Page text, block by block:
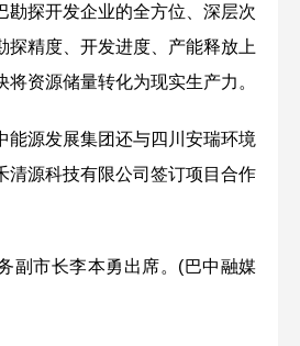
勘探开发企业的全方位、深层次
探精度、开发进度、产能释放上
将资源储量转化为现实生产力。
源发展集团还与四川安瑞环境
清源科技有限公司签订项目合作
市长李本勇出席。(巴中融媒